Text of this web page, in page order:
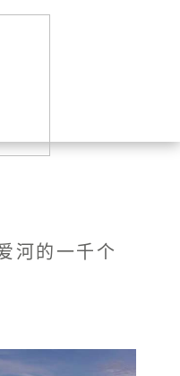
河的一千个